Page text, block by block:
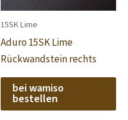
15SK Lime
Aduro 15SK Lime
Rückwandstein rechts
bei wamiso
bestellen